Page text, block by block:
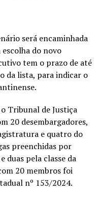
será encaminhada
do novo
tem o prazo de até
da lista, para indicar o
Tribunal de Justiça
20 desembargadores,
e quatro do
preenchidas por
duas pela classe da
20 membros foi
nº 153/2024.